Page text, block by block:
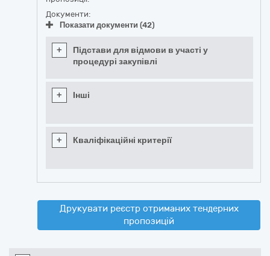
Документи:
Показати документи (42)
+
Підстави для відмови в участі у
процедурі закупівлі
+ Інші
+ Кваліфікаційні критерії
Друкувати реєстр отриманих тендерних
пропозицій